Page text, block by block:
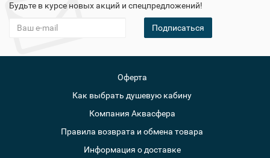
Будьте в курсе новых акций и спецпредложений!
Подписаться
Оферта
Как выбрать душевую кабину
Компания Аквасфера
Правила возврата и обмена товара
Информация о доставке